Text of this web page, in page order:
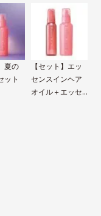
夏の
ット
【セット】エッ
センスインヘア
オイル＋エッセ